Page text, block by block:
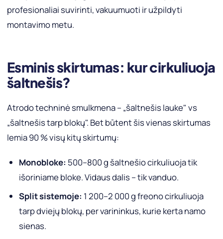
profesionaliai suvirinti, vakuumuoti ir užpildyti
montavimo metu.
Esminis skirtumas: kur cirkuliuoja
šaltnešis?
Atrodo techninė smulkmena – „šaltnešis lauke" vs
„šaltnešis tarp blokų". Bet būtent šis vienas skirtumas
lemia 90 % visų kitų skirtumų:
Monobloke: 500–800 g šaltnešio cirkuliuoja tik
išoriniame bloke. Vidaus dalis – tik vanduo.
Split sistemoje: 1 200–2 000 g freono cirkuliuoja
tarp dviejų blokų, per varininkus, kurie kerta namo
sienas.